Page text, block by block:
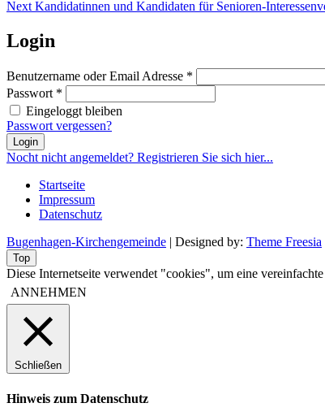
post:
Next Next
Kandidatinnen und Kandidaten für Senioren-
Login
Benutzername oder Email Adresse *
Passwort *
Eingeloggt bleiben
Passwort vergessen?
Login
Nocht nicht angemeldet? Registrieren Sie sich hier...
Startseite
Impressum
Datenschutz
Bugenhagen-Kirchengemeinde | Designed by: Theme Freesia
Top
Diese Internetseite verwendet "cookies", um eine
ANNEHMEN
Schließen
Hinweis zum Datenschutz